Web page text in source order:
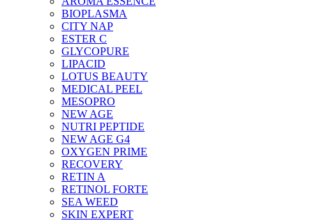
BIOPLASMA
CITY NAP
ESTER C
GLYCOPURE
LIPACID
LOTUS BEAUTY
MEDICAL PEEL
MESOPRO
NEW AGE
NUTRI PEPTIDE
NEW AGE G4
OXYGEN PRIME
RECOVERY
RETIN A
RETINOL FORTE
SEA WEED
SKIN EXPERT